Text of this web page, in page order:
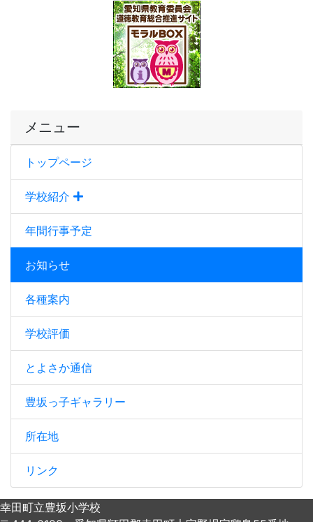
メニュー
トップページ
学校紹介
年間行事予定
お知らせ
各種案内
学校評価
とよさか通信
豊坂っ子ギャラリー
所在地
リンク
幸田町立豊坂小学校